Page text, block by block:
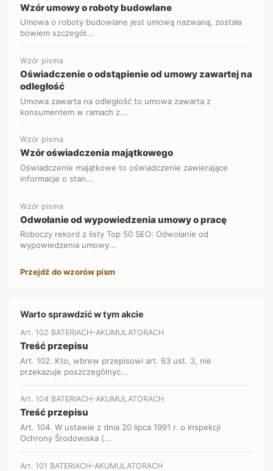
Wzór umowy o roboty budowlane
Umowa o roboty budowlane jest umową nazwaną, została
bowiem szczegół...
Wzór pisma
Oświadczenie o odstąpienie od umowy zawartej na
odległość
Umowa zawarta na odległość to umowa zawarta z
konsumentem w ramach z...
Wzór pisma
Wzór oświadczenia majątkowego
Oświadczenie majątkowe to oświadczenie zawierające
informacje o stan...
Wzór pisma
Odwołanie od wypowiedzenia umowy o pracę
Roboczy rekord z listy Top 50 SEO: Odwołanie od
wypowiedzenia umowy...
Przejdź do wzorów pism
Warto sprawdzić w tym akcie
Art. 102 BATERIACH-AKUMULATORACH
Treść przepisu
Art. 102. Kto, wbrew przepisowi art. 63 ust. 3, nie
przekazuje poszczególnyc...
Art. 104 BATERIACH-AKUMULATORACH
Treść przepisu
Art. 104. W ustawie z dnia 20 lipca 1991 r. o Inspekcji
Ochrony Środowiska (...
Art. 101 BATERIACH-AKUMULATORACH